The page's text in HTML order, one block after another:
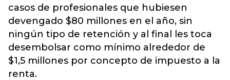
casos de profesionales que hubiesen
devengado $80 millones en el año, sin
ningún tipo de retención y al final les toca
desembolsar como mínimo alrededor de
$1,5 millones por concepto de impuesto a la
renta.